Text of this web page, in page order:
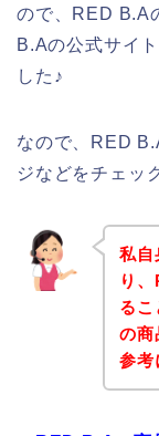
ので、RED B.A
B.Aの公式サイ
した♪
なので、RED
ジなどをチェッ
私自
り
る
の商
参考